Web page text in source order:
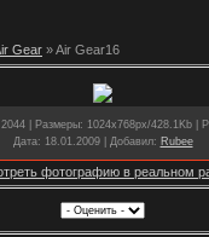
Gear » Air Gear16
| Размеры: 1024x768px/428.1Kb |
Дата: 18.01.2009 | Добавил: Rubee
фотографию в реальном